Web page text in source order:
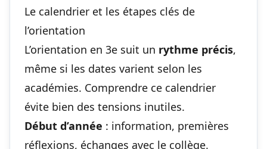
Le calendrier et les étapes clés de
l’orientation
L’orientation en 3e suit un rythme précis,
même si les dates varient selon les
académies. Comprendre ce calendrier
évite bien des tensions inutiles.
Début d’année : information, premières
réflexions, échanges avec le collège.